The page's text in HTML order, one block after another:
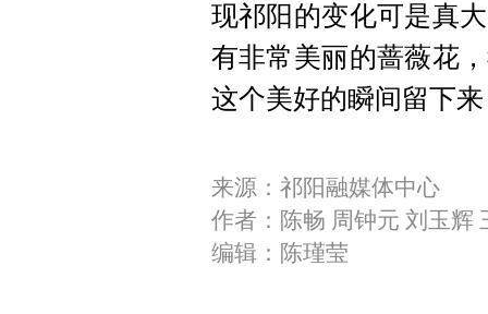
现祁阳的变化可是真
有非常美丽的蔷薇花
这个美好的瞬间留下
来源：祁阳融媒体中心
作者：陈畅 周钟元 刘玉辉
编辑：陈瑾莹